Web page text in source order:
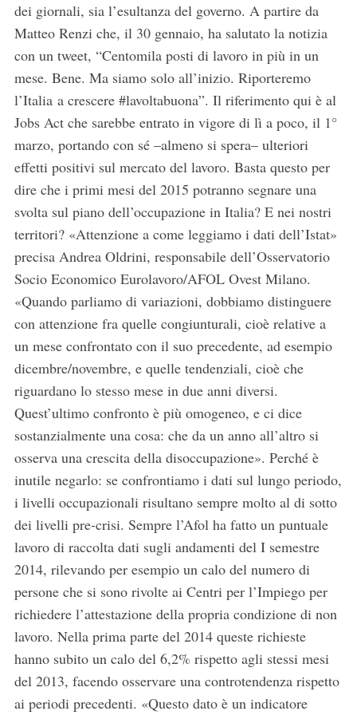
dei giornali, sia l’esultanza del governo. A partire da
Matteo Renzi che, il 30 gennaio, ha salutato la notizia
con un tweet, “Centomila posti di lavoro in più in un
mese. Bene. Ma siamo solo all’inizio. Riporteremo
l’Italia a crescere #lavoltabuona”. Il riferimento qui è al
Jobs Act che sarebbe entrato in vigore di lì a poco, il 1°
marzo, portando con sé –almeno si spera– ulteriori
effetti positivi sul mercato del lavoro. Basta questo per
dire che i primi mesi del 2015 potranno segnare una
svolta sul piano dell’occupazione in Italia? E nei nostri
territori? «Attenzione a come leggiamo i dati dell’Istat»
precisa Andrea Oldrini, responsabile dell’Osservatorio
Socio Economico Eurolavoro/AFOL Ovest Milano.
«Quando parliamo di variazioni, dobbiamo distinguere
con attenzione fra quelle congiunturali, cioè relative a
un mese confrontato con il suo precedente, ad esempio
dicembre/novembre, e quelle tendenziali, cioè che
riguardano lo stesso mese in due anni diversi.
Quest’ultimo confronto è più omogeneo, e ci dice
sostanzialmente una cosa: che da un anno all’altro si
osserva una crescita della disoccupazione». Perché è
inutile negarlo: se confrontiamo i dati sul lungo periodo,
i livelli occupazionali risultano sempre molto al di sotto
dei livelli pre-crisi. Sempre l’Afol ha fatto un puntuale
lavoro di raccolta dati sugli andamenti del I semestre
2014, rilevando per esempio un calo del numero di
persone che si sono rivolte ai Centri per l’Impiego per
richiedere l’attestazione della propria condizione di non
lavoro. Nella prima parte del 2014 queste richieste
hanno subito un calo del 6,2% rispetto agli stessi mesi
del 2013, facendo osservare una controtendenza rispetto
ai periodi precedenti. «Questo dato è un indicatore